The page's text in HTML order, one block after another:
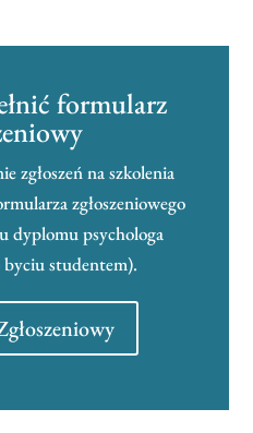
formularz
zgłoszeń na szkolenia
zgłoszeniowego
dyplomu psychologa
byciu studentem).